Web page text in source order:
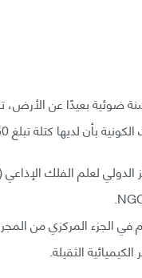
كتلة تبلغ 50 مليون مرة أكثر من شمسنا.
في الجزء المركزي من
الثقيلة.